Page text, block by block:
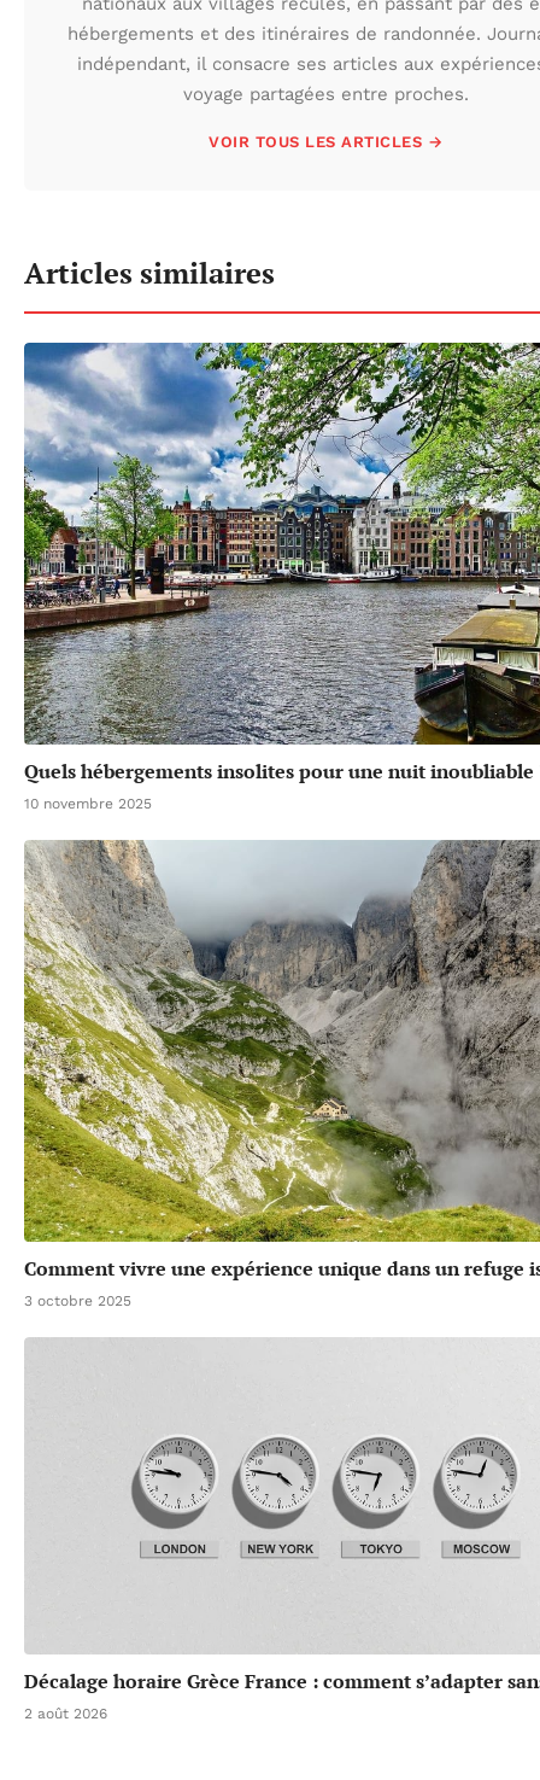
hébergements et des itinéraires de randonnée.
indépendant, il consacre ses articles aux
voyage partagées entre proches.
VOIR TOUS LES ARTICLES →
Articles similaires
Quels hébergements insolites pour une nuit inoubliable
10 novembre 2025
Comment vivre une expérience unique dans un refuge
3 octobre 2025
Décalage horaire Grèce France : comment s’adapter
2 août 2026